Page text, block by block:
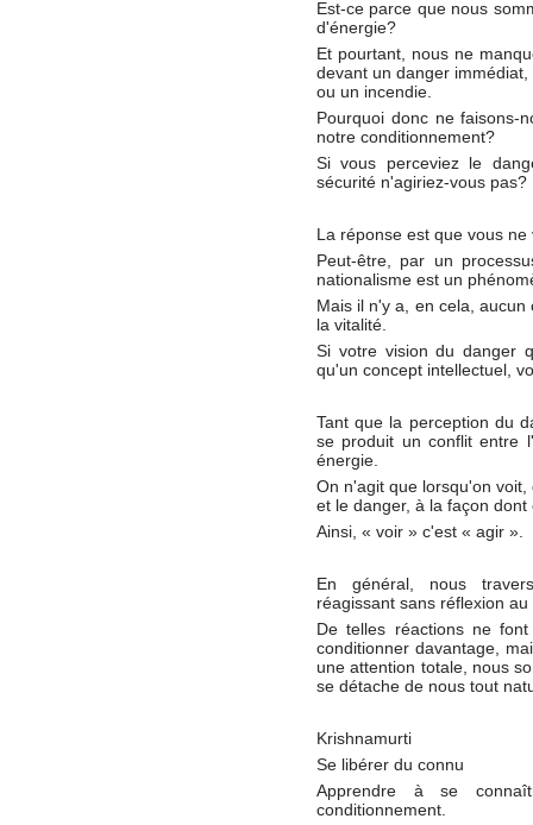
Est-ce parce que nous
d'énergie?
Et pourtant, nous ne
devant un danger
ou un incendie.
Pourquoi donc ne faisons-
notre conditionnement?
Si vous perceviez le
sécurité n'agiriez-vous pas?
La réponse est que vous ne
Peut-être, par un
nationalisme est un
Mais il n'y a, en cela,
la vitalité.
Si votre vision du danger
qu'un concept intellectuel,
Tant que la perception du
se produit un conflit entre
énergie.
On n'agit que lorsqu'on
et le danger, à la façon
Ainsi, « voir » c'est « agir ».
En général, nous
réagissant sans réflexion
De telles réactions ne
conditionner davantage,
une attention totale, nous
se détache de nous tout
Krishnamurti
Se libérer du connu
Apprendre à se
conditionnement.